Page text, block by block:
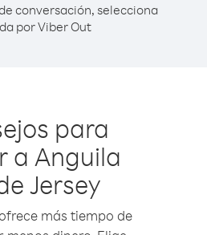
conversación, selecciona
por Viber Out
para
a Anguila
Jersey
más tiempo de